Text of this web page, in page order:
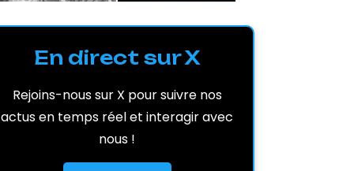
En direct sur X
Rejoins-nous sur X pour suivre nos
actus en temps réel et interagir avec
nous !